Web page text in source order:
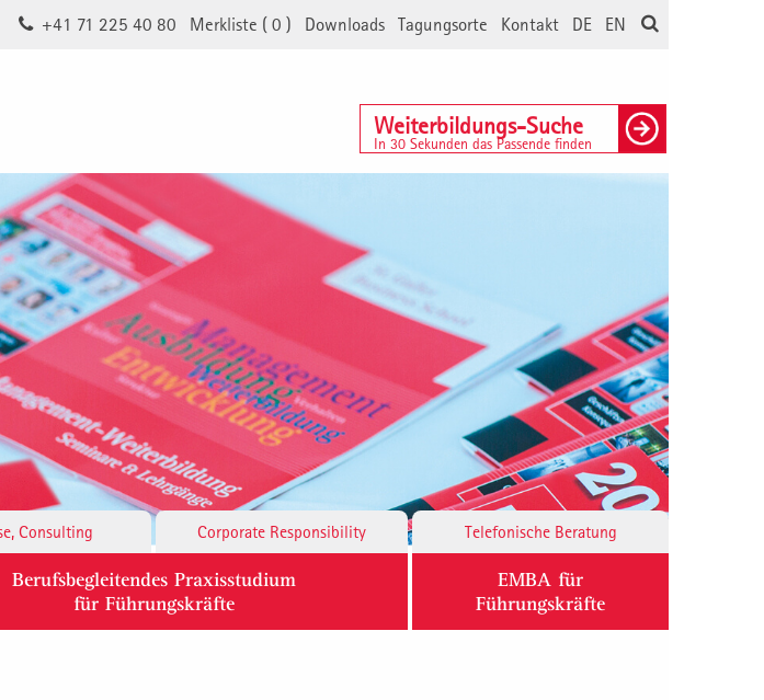
EN
DE
Kontakt
Tagungsorte
Downloads
Merkliste (0 )
+41 71 225 40 80
Weiterbildungs-Suche
In 30 Sekunden das Passende finden
Consulting Corporate Responsibility Telefonische Beratung
Berufsbegleitendes Praxisstudium
für Führungskräfte
EMBA für
Führungskräfte